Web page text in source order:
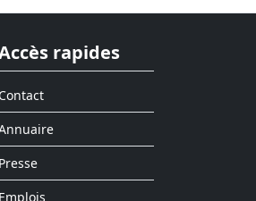
rapides
Contact
Presse
Emplois